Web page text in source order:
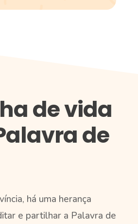
de vida
de
há uma herança
e partilhar a Palavra de